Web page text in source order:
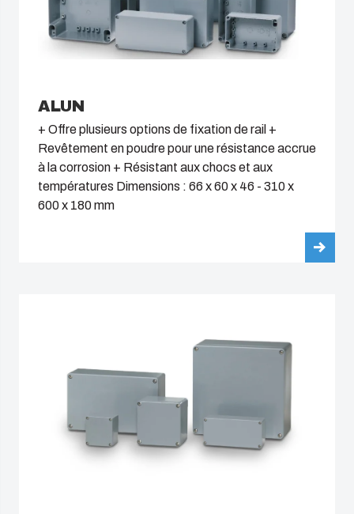
ALUN
+ Offre plusieurs options de fixation de rail +
Revêtement en poudre pour une résistance accrue
à la corrosion + Résistant aux chocs et aux
températures Dimensions : 66 x 60 x 46 - 310 x
600 x 180 mm